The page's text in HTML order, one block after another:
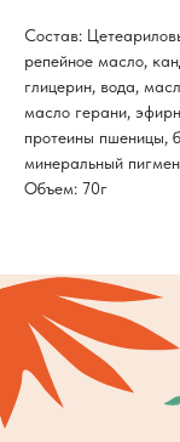
Состав:
репейное масло,
глицерин, вода,
масло герани,
протеины пшеницы,
минеральный
Объем: 70г